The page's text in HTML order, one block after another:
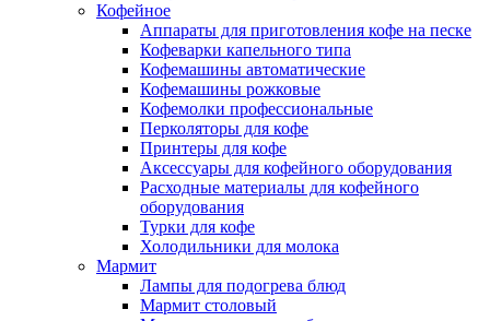
Кофейное
Аппараты для приготовления кофе на песке
Кофеварки капельного типа
Кофемашины автоматические
Кофемашины рожковые
Кофемолки профессиональные
Перколяторы для кофе
Принтеры для кофе
Аксессуары для кофейного оборудования
Расходные материалы для кофейного
оборудования
Турки для кофе
Холодильники для молока
Мармит
Лампы для подогрева блюд
Мармит столовый